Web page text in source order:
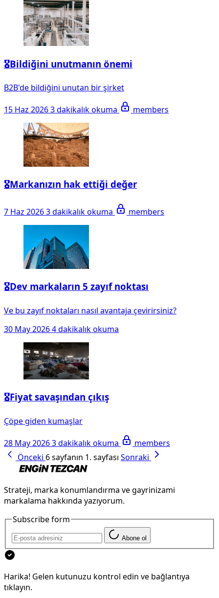
🎖️Bildiğini unutmanın önemi
B2B'de bildiğini unutan bir şirket
15 Haz 20263 dakikalık okuma members
🎖️Markanızın hak ettiği değer
7 Haz 20263 dakikalık okuma members
🎖️Dev markaların 5 zayıf noktası
Ve bu zayıf noktaları nasıl avantaja çevirirsiniz?
30 May 20264 dakikalık okuma
🎖️Fiyat savaşından çıkış
Çöpe giden kumaşlar
28 May 20263 dakikalık okuma
members
Önceki 6 sayfanın 1. sayfası Sonraki
Strateji, marka konumlandırma ve gayrinizami
markalama hakkında yazıyorum.
Subscribe form
Abone ol
Harika! Gelen kutunuzu kontrol edin ve bağlantıya
tıklayın.